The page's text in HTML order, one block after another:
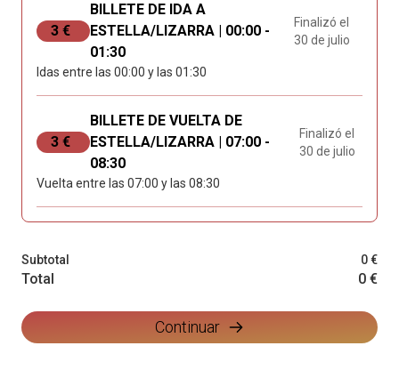
3 €
BILLETE DE IDA A
ESTELLA/LIZARRA | 00:00 -
01:30
Finalizó el
30 de julio
Idas entre las 00:00 y las 01:30
3 €
BILLETE DE VUELTA DE
ESTELLA/LIZARRA | 07:00 -
08:30
Finalizó el
30 de julio
Vuelta entre las 07:00 y las 08:30
Subtotal 0 €
Total 0 €
Continuar